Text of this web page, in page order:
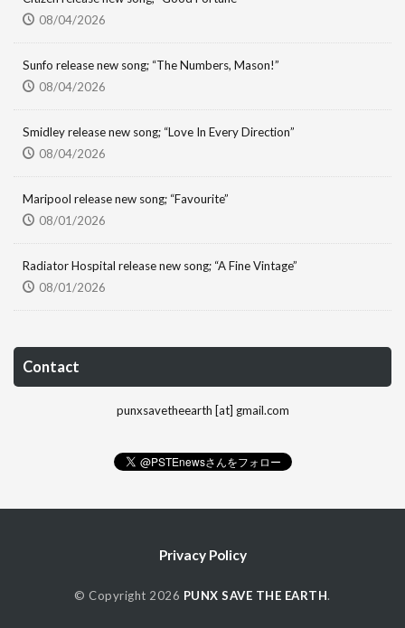
08/04/2026
Sunfo release new song; “The Numbers, Mason!”
08/04/2026
Smidley release new song; “Love In Every Direction”
08/04/2026
Maripool release new song; “Favourite”
08/01/2026
Radiator Hospital release new song; “A Fine Vintage”
08/01/2026
Contact
punxsavetheearth [at] gmail.com
Privacy Policy
© Copyright 2026 PUNX SAVE THE EARTH.